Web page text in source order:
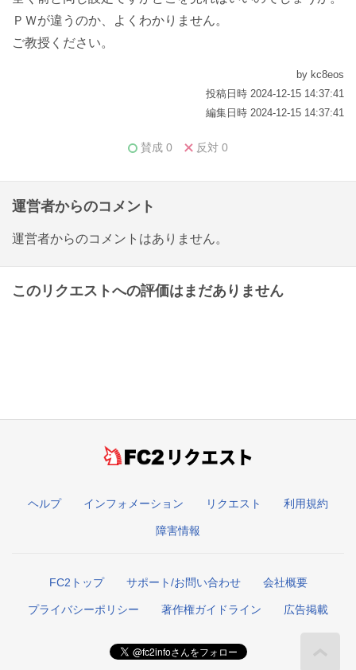
ＰＷが違うのか、よくわかりません。
ご教授ください。
by kc8eos
投稿日時 2024-12-15 14:37:41
編集日時 2024-12-15 14:37:41
賛成 0 反対 0
運営者からのコメント
運営者からのコメントはありません。
このリクエストへの評価はまだありません
リクエスト
ヘルプ インフォメーション リクエスト 利用規約
障害情報
FC2トップ サポート/お問い合わせ 会社概要
プライバシーポリシー 著作権ガイドライン 広告掲載